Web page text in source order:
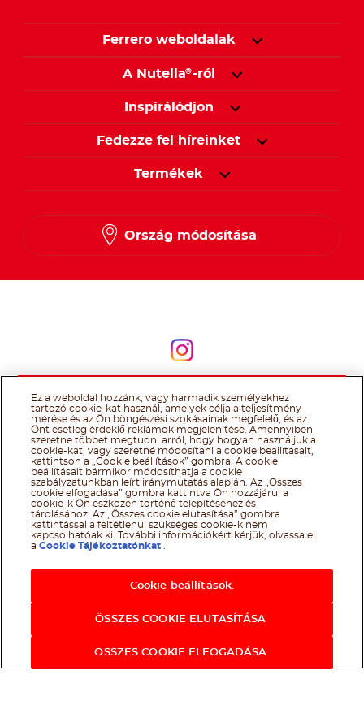
Ferrero weboldalak
A Nutella®-ról
Inspirálódjon
Fedezze fel híreinket
Termékek
Ország módosítása
Kövessen
@Ferrero 2026 All rights reserved.
Nutella® cookie tájékoztató
Felhasználás Feltételei
Technikai információk Impresszum
Ferrero
adatkezelési tájékoztató
Ez a weboldal hozzánk, vagy harmadik személyekhez
tartozó cookie-kat használ, amelyek célja a teljesítmény
mérése és az Ön böngészési szokásainak megfelelő, és az
Önt esetleg érdeklő reklámok megjelenítése. Amennyiben
szeretne többet megtudni arról, hogy hogyan használjuk a
cookie-kat, vagy szeretné módosítani a cookie beállításait,
kattintson a „Cookie beállítások” gombra. A cookie
beállításait bármikor módosíthatja a cookie
szabályzatunkban leírt iránymutatás alapján. Az „Összes
cookie elfogadása” gombra kattintva Ön hozzájárul a
cookie-k Ön eszközén történő telepítéséhez és
tárolásához. Az „Összes cookie elutasítása” gombra
kattintással a feltétlenül szükséges cookie-k nem
kapcsolhatóak ki. További információkért kérjük, olvassa el
aCookie Tájékoztatónkat
Cookie beállítások.
ÖSSZES COOKIE ELUTASÍTÁSA
ÖSSZES COOKIE ELFOGADÁSA